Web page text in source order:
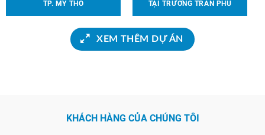
TP. MỸ THO
TẠI TRƯỜNG TRẦN PHÚ
XEM THÊM DỰ ÁN
KHÁCH HÀNG CỦA CHÚNG TÔI